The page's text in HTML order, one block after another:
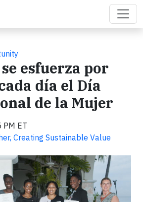
esfuerza por
día el Día
de la Mujer
ET
Creating Sustainable Value